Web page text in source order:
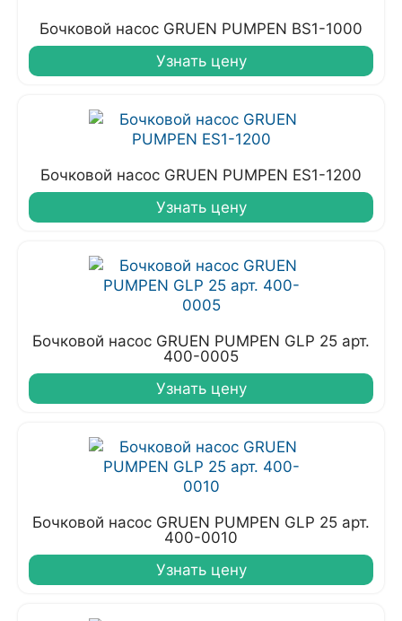
Бочковой насос GRUEN PUMPEN BS1-1000
Узнать цену
Бочковой насос GRUEN PUMPEN ЕS1-1200
Узнать цену
Бочковой насос GRUEN PUMPEN GLP 25 арт.
400-0005
Узнать цену
Бочковой насос GRUEN PUMPEN GLP 25 арт.
400-0010
Узнать цену